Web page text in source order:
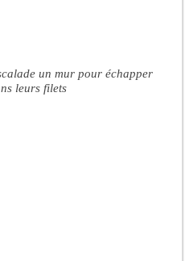
un mur pour échapper
leurs filets